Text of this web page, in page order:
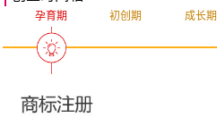
孕育期 初创期 成长期